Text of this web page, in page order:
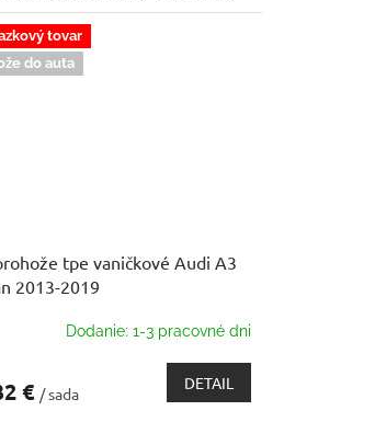
tovar
do auta
tpe vaničkové Audi A3
2013-2019
Dodanie: 1-3 pracovné dni
€ / sada
DETAIL